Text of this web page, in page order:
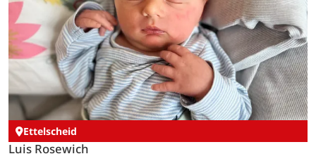
Ettelscheid
Luis Rosewich